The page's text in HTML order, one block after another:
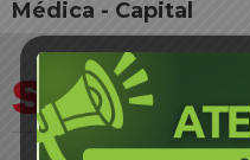
Médica - Capital